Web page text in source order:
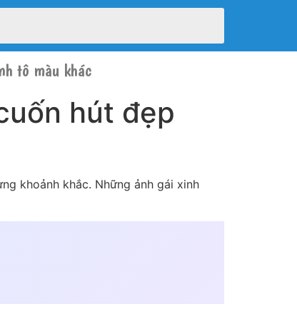
tô màu khác
hút đẹp
khoảnh khắc. Những ảnh gái xinh